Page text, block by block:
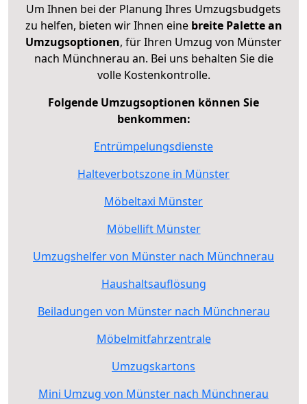
Um Ihnen bei der Planung Ihres Umzugsbudgets
zu helfen, bieten wir Ihnen eine breite Palette an
Umzugsoptionen, für Ihren Umzug von Münster
nach Münchnerau an. Bei uns behalten Sie die
volle Kostenkontrolle.
Folgende Umzugsoptionen können Sie
benkommen:
Entrümpelungsdienste
Halteverbotszone in Münster
Möbeltaxi Münster
Möbellift Münster
Umzugshelfer von Münster nach Münchnerau
Haushaltsauflösung
Beiladungen von Münster nach Münchnerau
Möbelmitfahrzentrale
Umzugskartons
Mini Umzug von Münster nach Münchnerau